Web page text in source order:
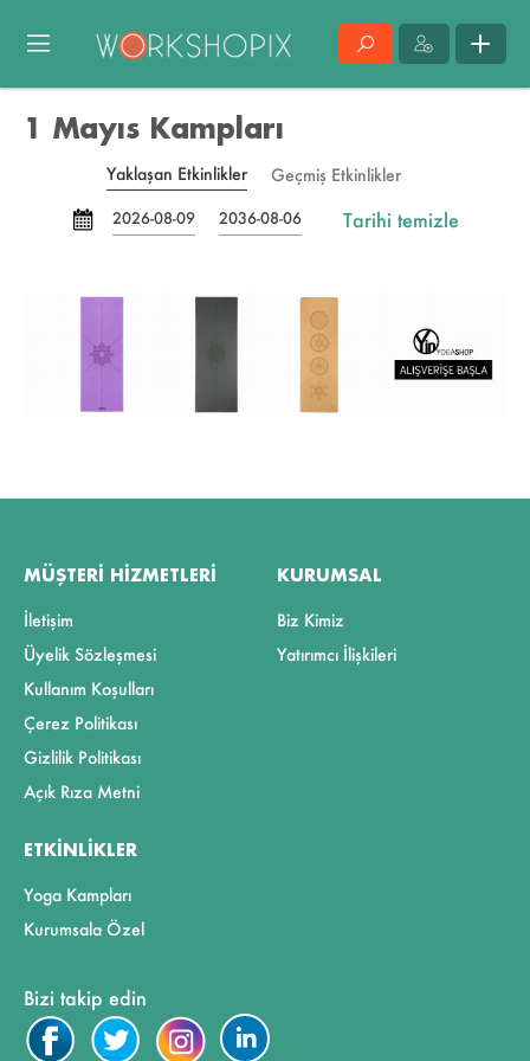
1 Mayıs Kampları
Yaklaşan Etkinlikler Geçmiş Etkinlikler
2026-08-09 2036-08-06 Tarihi temizle
MÜŞTERI HIZMETLERI
İletişim
Üyelik Sözleşmesi
Kullanım Koşulları
Çerez Politikası
Gizlilik Politikası
Açık Rıza Metni
KURUMSAL
Biz Kimiz
Yatırımcı İlişkileri
ETKINLIKLER
Yoga Kampları
Kurumsala Özel
Bizi takip edin